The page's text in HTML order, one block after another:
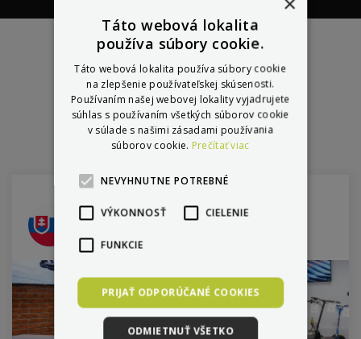
osobná kontrola
kvality výroby
odosielame do 5
hodín
12,8 milióna
najazdených km
parametrov
kdekoľvek v
Európe
výrobcami
servisná
knižka
Predajne
Bratislava
Šumavská 1, Bratislava
Táto webová lokalita
používa súbory cookie.
Táto webová lokalita používa súbory cookie
na zlepšenie používateľskej skúsenosti.
Používaním našej webovej lokality vyjadrujete
súhlas s používaním všetkých súborov cookie
v súlade s našimi zásadami používania
súborov cookie. Prečítať viac
NEVYHNUTNE POTREBNÉ
VÝKONNOSŤ CIELENIE
FUNKCIE
PRIJAŤ ODPORÚČANÉ COOKIES
ODMIETNUŤ VŠETKO